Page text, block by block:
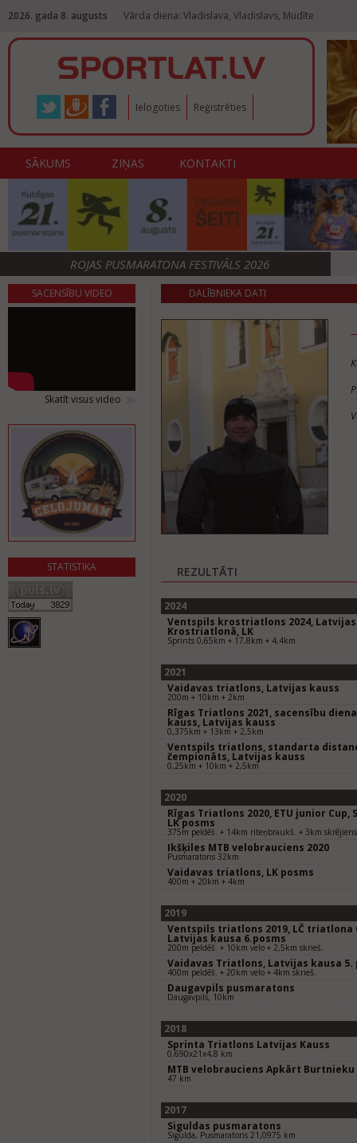
2026. gada 8. augusts Vārda diena: Vladislava, Vladislavs, Mudīte
Ielogoties Reģistrēties
SĀKUMS ZIŅAS KONTAKTI
ROJAS PUSMARATONA FESTIVĀLS 2026
SACENSĪBU VIDEO
Skatīt visus video
STATISTIKA
DALĪBNIEKA DATI
REZULTĀTI
2024
Ventspils krostriatlons 2024,
Krostriatlonā, LK
Sprints 0,65km + 17,8km + 4,4km
2021
Vaidavas triatlons, Latvijas kauss
200m + 10km + 2km
Rīgas Triatlons 2021, sacensību
kauss, Latvijas kauss
0,375km + 13km + 2,5km
Ventspils triatlons, standarta
čempionāts, Latvijas kauss
0,25km + 10km + 2,5km
2020
Rīgas Triatlons 2020, ETU junior
LK posms
375m peldēš. + 14km riteņbraukš. + 3km skrējiens
Ikšķiles MTB velobrauciens 2020
Pusmaratons 32km
Vaidavas triatlons, LK posms
400m + 20km + 4km
2019
Ventspils triatlons 2019, LČ
Latvijas kausa 6.posms
200m peldēš. + 10km velo + 2,5km skrieš.
Vaidavas Triatlons, Latvijas kausa 5.
400m peldēš. + 20km velo + 4km skrieš.
Daugavpils pusmaratons
Daugavpils, 10km
2018
Sprinta Triatlons Latvijas Kauss
0,690x21x4,8 km
MTB velobrauciens Apkārt
47 km
2017
Siguldas pusmaratons
Sigulda, Pusmaratons 21,0975 km